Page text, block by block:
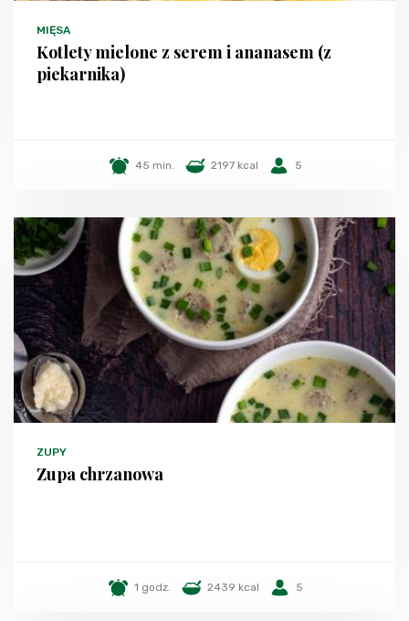
MIĘSA
Kotlety mielone z serem i ananasem (z
piekarnika)
45 min. 2197 kcal 5
ZUPY
Zupa chrzanowa
1 godz. 2439 kcal 5